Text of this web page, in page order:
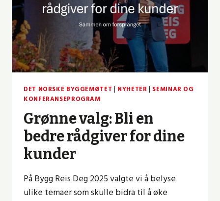
DET NORSKE BYGGEMØTET | NYHETER | SEMINAR OG
KONFERANSEPROGRAM
Grønne valg: Bli en
bedre rådgiver for dine
kunder
På Bygg Reis Deg 2025 valgte vi å belyse
ulike temaer som skulle bidra til å øke